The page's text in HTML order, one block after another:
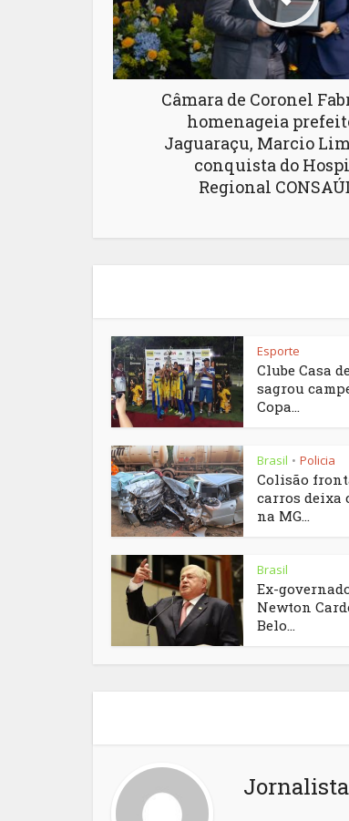
Câmara de Coronel
homenageia
Jaguaraçu, Marcio
conquista do
Regional
Esporte
Clube Casa
sagrou
Copa...
Brasil • Policia
Colisão
carros deixa
na MG...
Brasil
Ex-
Newton
Belo...